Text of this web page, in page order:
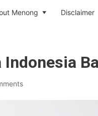
Menong Disclaimer